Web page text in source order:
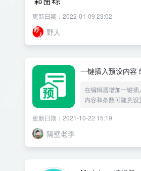
更新日期：2022-01-09 23:02
野人
一键插入预设内容
在编辑器增加一键
内容和条数可随意设
更新日期：2021-10-22 15:19
隔壁老李